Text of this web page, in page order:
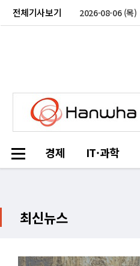
전체기사보기 2026-08-06 (목)
경제 IT·과학
최신뉴스